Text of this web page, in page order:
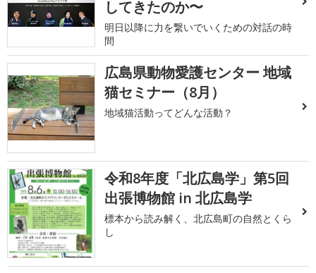
してきたのか〜
明日以降に力を繋いでいくための対話の時
間
広島県動物愛護センター 地域
猫セミナー（8月）
地域猫活動ってどんな活動？
令和8年度「北広島学」第5回
出張博物館 in 北広島学
標本から読み解く、北広島町の自然とくら
し